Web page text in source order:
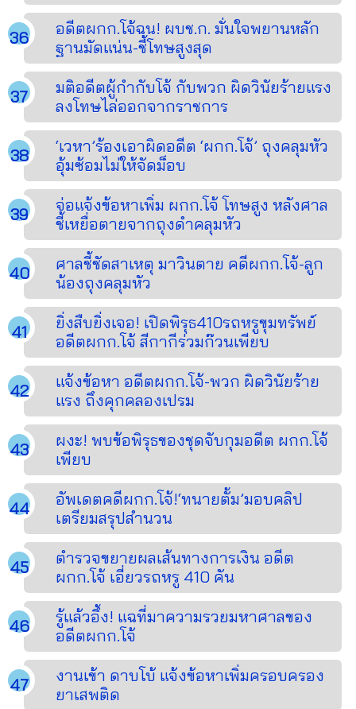
อดีตผกก.โจ้ฉุน! ผบช.ก. มั่นใจพยานหลัก
ฐานมัดแน่น-ชี้โทษสูงสุด
มติอดีตผู้กำกับโจ้ กับพวก ผิดวินัยร้ายแรง
ลงโทษไล่ออกจากราชการ
‘เวหา’ร้องเอาผิดอดีต ‘ผกก.โจ้’ ถุงคลุมหัว
อุ้มซ้อมไม่ให้จัดม็อบ
จ่อแจ้งข้อหาเพิ่ม ผกก.โจ้ โทษสูง หลังศาล
ชี้เหยื่อตายจากถุงดำคลุมหัว
ศาลชี้ชัดสาเหตุ มาวินตาย คดีผกก.โจ้-ลูก
น้องถุงคลุมหัว
ยิ่งสืบยิ่งเจอ! เปิดพิรุธ410รถหรูขุมทรัพย์
อดีตผกก.โจ้ สีกากีร่วมก๊วนเพียบ
แจ้งข้อหา อดีตผกก.โจ้-พวก ผิดวินัยร้าย
แรง ถึงคุกคลองเปรม
ผงะ! พบข้อพิรุธของชุดจับกุมอดีต ผกก.โจ้
เพียบ
อัพเดตคดีผกก.โจ้!‘ทนายตั้ม’มอบคลิป
เตรียมสรุปสำนวน
ตำรวจขยายผลเส้นทางการเงิน อดีต
ผกก.โจ้ เอี่ยวรถหรู 410 คัน
รู้แล้วอึ้ง! แฉที่มาความรวยมหาศาลของ
อดีตผกก.โจ้
งานเข้า ดาบโบ้ แจ้งข้อหาเพิ่มครอบครอง
ยาเสพติด